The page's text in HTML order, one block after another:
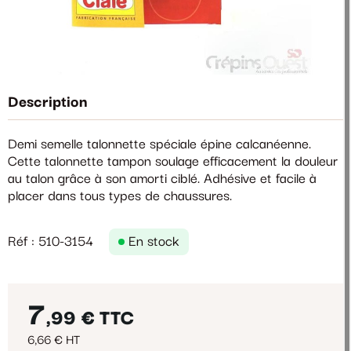
Description
Demi semelle talonnette spéciale épine calcanéenne.
Cette talonnette tampon soulage efficacement la douleur
au talon grâce à son amorti ciblé. Adhésive et facile à
placer dans tous types de chaussures.
Réf : 510-3154 En stock
7,99 € TTC
6,66 € HT